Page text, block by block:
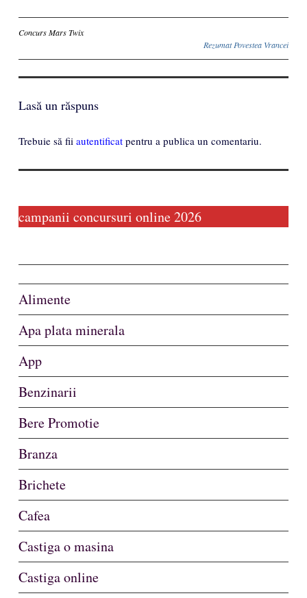
Inscriere
Concurs Mars Twix
Rezumat Povestea Vrancei
Lasă un răspuns
Trebuie să fii autentificat pentru a publica un comentariu.
campanii concursuri online 2026
Alimente
Apa plata minerala
App
Benzinarii
Bere Promotie
Branza
Brichete
Cafea
Castiga o masina
Castiga online